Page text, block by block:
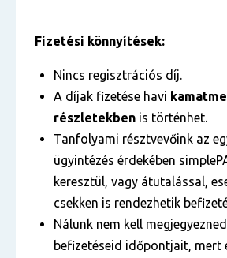
Fizetési könnyítések:
Nincs regisztrációs díj.
A díjak fizetése havi
részletekben is történhet.
Tanfolyami résztvevőink az
ügyintézés érdekében
keresztül, vagy átutalással,
csekken is rendezhetik
Nálunk nem kell
befizetéseid időpontjait, mert